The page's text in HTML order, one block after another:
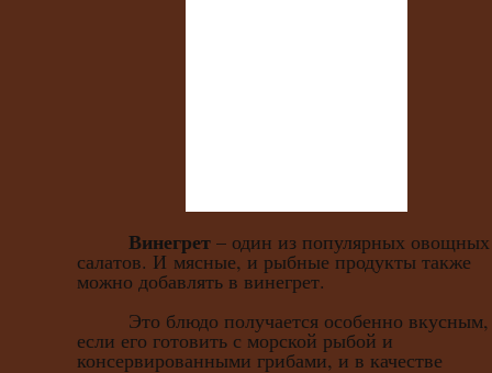
Винегрет – один из популярных овощных
салатов. И мясные, и рыбные продукты также
можно добавлять в винегрет.
Это блюдо получается особенно вкусным,
если его готовить с морской рыбой и
консервированными грибами, и в качестве